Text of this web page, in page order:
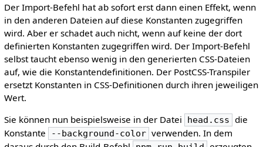
Der Import-Befehl hat ab sofort erst dann einen Effekt, wenn
in den anderen Dateien auf diese Konstanten zugegriffen
wird. Aber er schadet auch nicht, wenn auf keine der dort
definierten Konstanten zugegriffen wird. Der Import-Befehl
selbst taucht ebenso wenig in den generierten CSS-Dateien
auf, wie die Konstantendefinitionen. Der PostCSS-Transpiler
ersetzt Konstanten in CSS-Definitionen durch ihren jeweiligen
Wert.
Sie können nun beispielsweise in der Datei
head.css die
Konstante
--background-color verwenden. In dem